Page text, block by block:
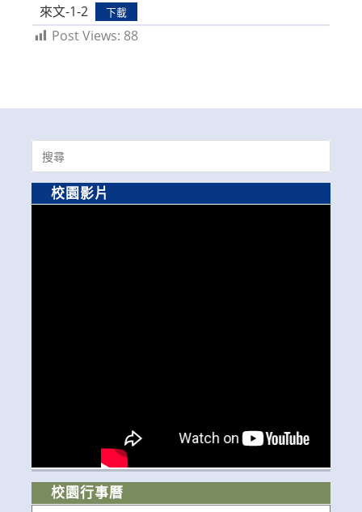
來文-1-2 下載
Post Views: 88
Search
for:
校園影片
校園行事曆